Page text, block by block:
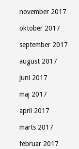
november 2017
oktober 2017
september 2017
august 2017
juni 2017
maj 2017
april 2017
marts 2017
februar 2017